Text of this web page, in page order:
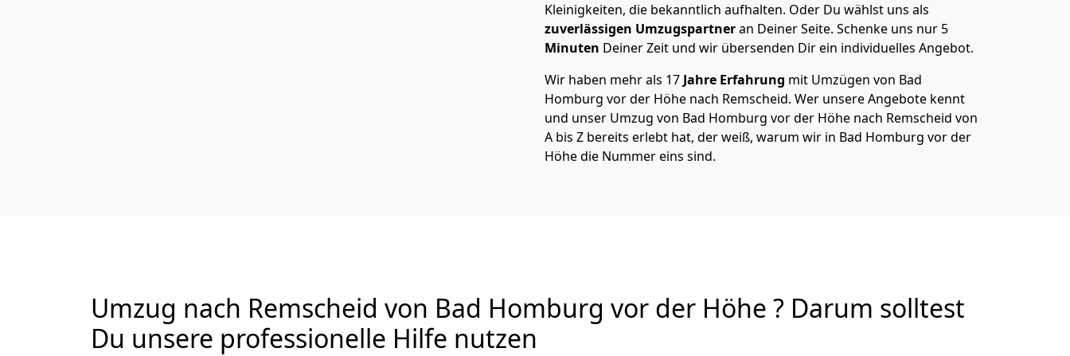
Kleinigkeiten, die bekanntlich aufhalten. Oder Du wählst uns als
zuverlässigen Umzugspartneran Deiner Seite. Schenke uns nur 5
Minuten Deiner Zeit und wir übersenden Dir ein individuelles Angebot.
Wir haben mehr als 17 Jahre Erfahrung mit Umzügen von Bad
Homburg vor der Höhe nach Remscheid. Wer unsere Angebote kennt
und unser Umzug von Bad Homburg vor der Höhe nach Remscheid von
A bis Z bereits erlebt hat, der weiß, warum wir in Bad Homburg vor der
Höhe die Nummer eins sind.
Umzug nach Remscheid von Bad Homburg vor der Höhe ? Darum solltest
Du unsere professionelle Hilfe nutzen